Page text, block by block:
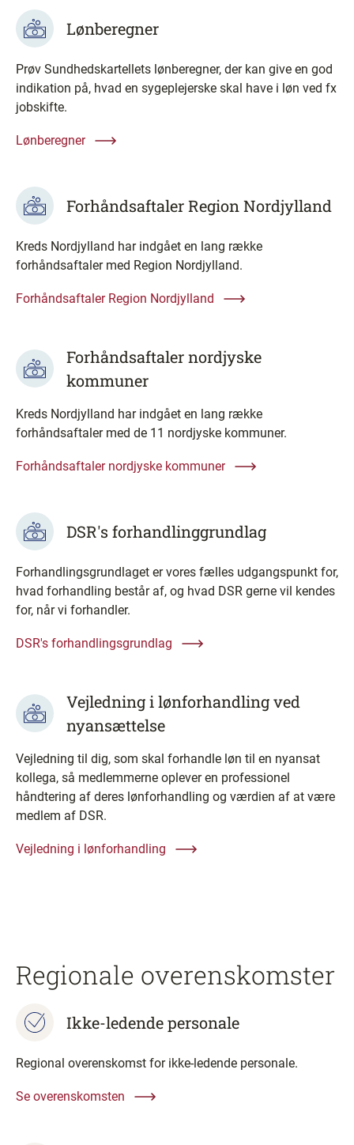
Lønberegner
Prøv Sundhedskartellets lønberegner, der kan give en god
indikation på, hvad en sygeplejerske skal have i løn ved fx
jobskifte.
Lønberegner
Forhåndsaftaler Region Nordjylland
Kreds Nordjylland har indgået en lang række
forhåndsaftaler med Region Nordjylland.
Forhåndsaftaler Region Nordjylland
Forhåndsaftaler nordjyske
kommuner
Kreds Nordjylland har indgået en lang række
forhåndsaftaler med de 11 nordjyske kommuner.
Forhåndsaftaler nordjyske kommuner
DSR's forhandlinggrundlag
Forhandlingsgrundlaget er vores fælles udgangspunkt for,
hvad forhandling består af, og hvad DSR gerne vil kendes
for, når vi forhandler.
DSR's forhandlingsgrundlag
Vejledning i lønforhandling ved
nyansættelse
Vejledning til dig, som skal forhandle løn til en nyansat
kollega, så medlemmerne oplever en professionel
håndtering af deres lønforhandling og værdien af at være
medlem af DSR.
Vejledning i lønforhandling
Regionale overenskomster
Ikke-ledende personale
Regional overenskomst for ikke-ledende personale.
Se overenskomsten